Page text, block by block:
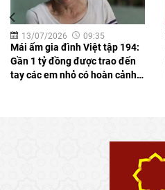
13/07/2026 09:35
Mái ấm gia đình Việt tập 194:
Gần 1 tỷ đồng được trao đến
tay các em nhỏ có hoàn cảnh